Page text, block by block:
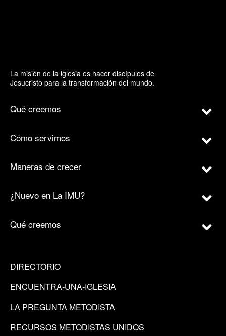
La misión de la iglesia es hacer discípulos de
Jesucristo para la transformación del mundo.
Qué creemos
Cómo servimos
Maneras de crecer
¿Nuevo en La IMU?
Qué creemos
DIRECTORIO
ENCUENTRA-UNA-IGLESIA
LA PREGUNTA METODISTA
RECURSOS METODISTAS UNIDOS